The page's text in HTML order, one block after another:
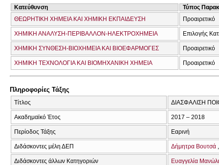
Κατεύθυνση
Τύπος
ΘΕΩΡΗΤΙΚΗ ΧΗΜΕΙΑ ΚΑΙ ΧΗΜΙΚΗ ΕΚΠΑΙΔΕΥΣΗ
Προαιρετικό
ΧΗΜΙΚΗ ΑΝΑΛΥΣΗ-ΠΕΡΙΒΑΛΛΟΝ-ΗΛΕΚΤΡΟΧΗΜΕΙΑ Επιλογής
ΧΗΜΙΚΗ ΣΥΝΘΕΣΗ-ΒΙΟΧΗΜΕΙΑ ΚΑΙ ΒΙΟΕΦΑΡΜΟΓΕΣ Προαιρετικό
ΧΗΜΙΚΗ ΤΕΧΝΟΛΟΓΙΑ ΚΑΙ ΒΙΟΜΗΧΑΝΙΚΗ ΧΗΜΕΙΑ Προαιρετικό
Πληροφορίες Τάξης
Τίτλος ΔΙΑΣΦΑΛΙΣΗ
Ακαδημαϊκό Έτος 2017 – 2018
Περίοδος Τάξης Εαρινή
Διδάσκοντες μέλη ΔΕΠ Δήμητρα Βουτσά
Διδάσκοντες άλλων Κατηγοριών Ευαγγελία